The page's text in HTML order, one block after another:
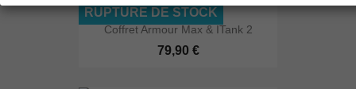
Coffret Armour Max & ITank 2
79,90 €
RUPTURE DE STOCK